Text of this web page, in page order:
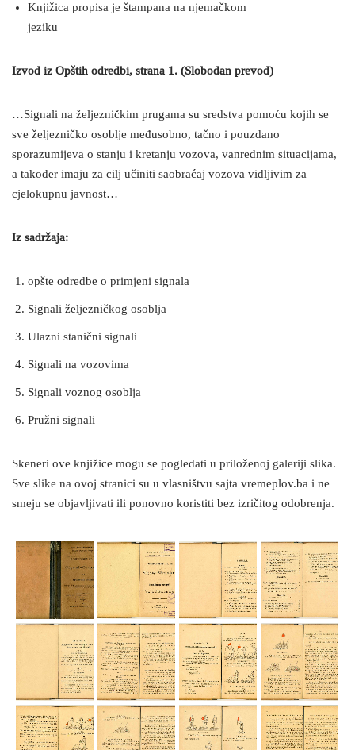
Knjižica propisa je štampana na njemačkom
jeziku
Izvod iz Opštih odredbi, strana 1. (Slobodan prevod)
…Signali na željezničkim prugama su sredstva pomoću kojih se
sve željezničko osoblje međusobno, tačno i pouzdano
sporazumijeva o stanju i kretanju vozova, vanrednim situacijama,
a također imaju za cilj učiniti saobraćaj vozova vidljivim za
cjelokupnu javnost…
Iz sadržaja:
opšte odredbe o primjeni signala
Signali željezničkog osoblja
Ulazni stanični signali
Signali na vozovima
Signali voznog osoblja
Pružni signali
Skeneri ove knjižice mogu se pogledati u priloženoj galeriji slika.
Sve slike na ovoj stranici su u vlasništvu sajta vremeplov.ba i ne
smeju se objavljivati ili ponovno koristiti bez izričitog odobrenja.